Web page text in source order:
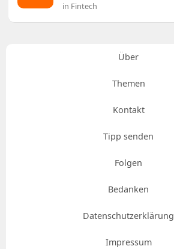
in Fintech
Über
Themen
Kontakt
Tipp senden
Folgen
Bedanken
Datenschutzerklärung
Impressum